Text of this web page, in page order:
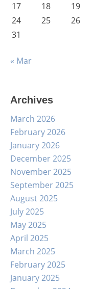
17
18 19
24
25 26
31
« Mar
Archives
March 2026
February 2026
January 2026
December 2025
November 2025
September 2025
August 2025
July 2025
May 2025
April 2025
March 2025
February 2025
January 2025